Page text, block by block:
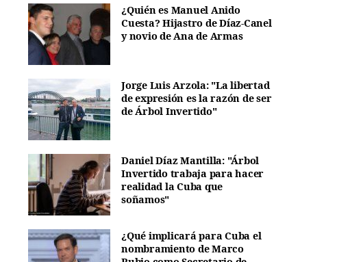
¿Quién es Manuel Anido
Cuesta? Hijastro de Díaz-Canel
y novio de Ana de Armas
Jorge Luis Arzola: "La libertad
de expresión es la razón de ser
de Árbol Invertido"
Daniel Díaz Mantilla: "Árbol
Invertido trabaja para hacer
realidad la Cuba que
soñamos"
¿Qué implicará para Cuba el
nombramiento de Marco